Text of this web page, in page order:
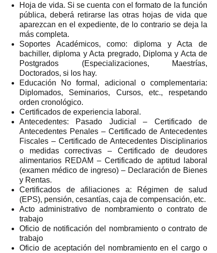
Hoja de vida. Si se cuenta con el formato de la función
pública, deberá retirarse las otras hojas de vida que
aparezcan en el expediente, de lo contrario se deja la
más completa.
Soportes Académicos, como: diploma y Acta de
bachiller, diploma y Acta pregrado, Diploma y Acta de
Postgrados (Especializaciones, Maestrías,
Doctorados, si los hay.
Educación No formal, adicional o complementaria:
Diplomados, Seminarios, Cursos, etc., respetando
orden cronológico.
Certificados de experiencia laboral.
Antecedentes: Pasado Judicial – Certificado de
Antecedentes Penales – Certificado de Antecedentes
Fiscales – Certificado de Antecedentes Disciplinarios
o medidas correctivas – Certificado de deudores
alimentarios REDAM – Certificado de aptitud laboral
(examen médico de ingreso) – Declaración de Bienes
y Rentas.
Certificados de afiliaciones a: Régimen de salud
(EPS), pensión, cesantías, caja de compensación, etc.
Acto administrativo de nombramiento o contrato de
trabajo
Oficio de notificación del nombramiento o contrato de
trabajo
Oficio de aceptación del nombramiento en el cargo o